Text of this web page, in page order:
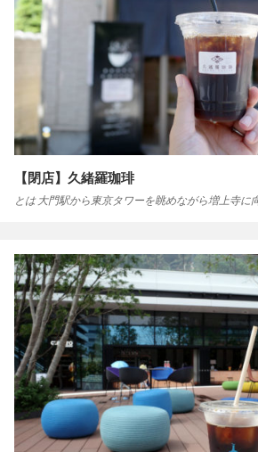
【閉店】久緒羅珈琲
とは 大門駅から東京タワーを眺めながら増上寺に